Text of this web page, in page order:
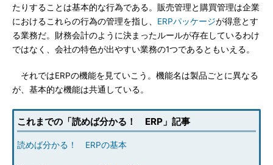
たりすることは基本的な行為である。販売管理と購買管理は企業
におけるこれらの行為の管理を指し、 ERPパッケージが得意とす
る業務だ。財務会計のように決まったルールが存在しているわけ
ではなく、会社の特色が出やすい業務の1つであるともいえる。
それではERPの機能を見ていこう。機能名は製品ごとに異なる
が、基本的な機能は共通している。
これまでの「読めば分かる！ ERP」記事
読めば分かる！ ERPの基本